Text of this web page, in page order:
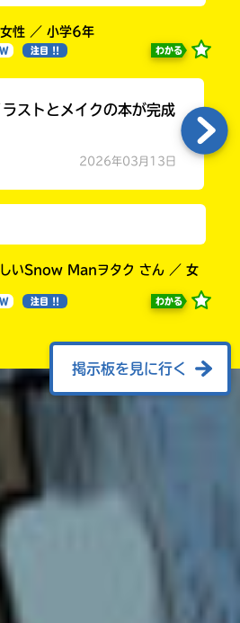
性 ／ 小学6年
注目 !! わかる
ストとメイクの本が完成
2026年03月13日
しいSnow Manヲタク さん ／ 女
注目 !! わかる
掲示板を見に行く